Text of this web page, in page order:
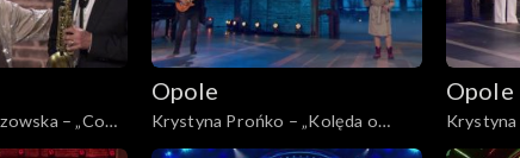
– „Co
KFPP: „Małe
Opole
Krystyna Prońko – „Kolęda o
świcie”. 62. KFPP: „Małe tęsknoty –
Opole
Krystyna
stojących